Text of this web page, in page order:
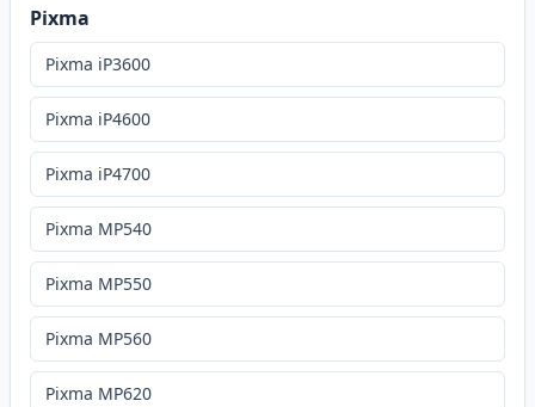
Pixma
Pixma iP3600
Pixma iP4600
Pixma iP4700
Pixma MP540
Pixma MP550
Pixma MP560
Pixma MP620